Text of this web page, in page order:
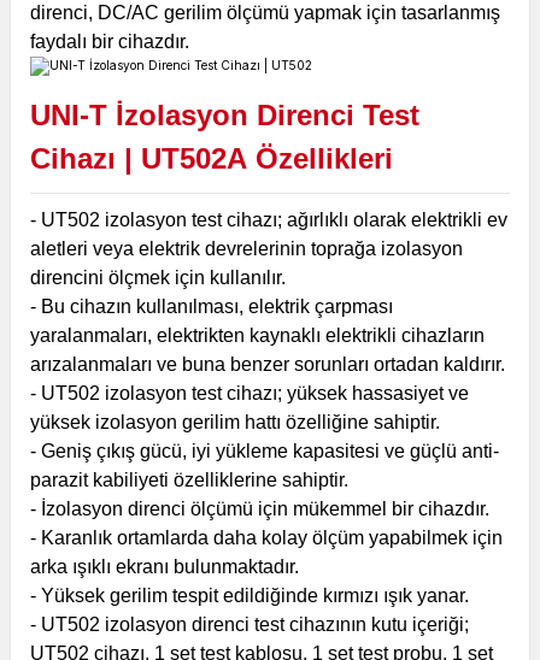
direnci, DC/AC gerilim ölçümü yapmak için tasarlanmış
faydalı bir cihazdır.
UNI-T İzolasyon Direnci Test
Cihazı | UT502A Özellikleri
- UT502 izolasyon test cihazı; ağırlıklı olarak elektrikli ev
aletleri veya elektrik devrelerinin toprağa izolasyon
direncini ölçmek için kullanılır.
- Bu cihazın kullanılması, elektrik çarpması
yaralanmaları, elektrikten kaynaklı elektrikli cihazların
arızalanmaları ve buna benzer sorunları ortadan kaldırır.
- UT502 izolasyon test cihazı; yüksek hassasiyet ve
yüksek izolasyon gerilim hattı özelliğine sahiptir.
- Geniş çıkış gücü, iyi yükleme kapasitesi ve güçlü anti-
parazit kabiliyeti özelliklerine sahiptir.
- İzolasyon direnci ölçümü için mükemmel bir cihazdır.
- Karanlık ortamlarda daha kolay ölçüm yapabilmek için
arka ışıklı ekranı bulunmaktadır.
- Yüksek gerilim tespit edildiğinde kırmızı ışık yanar.
- UT502 izolasyon direnci test cihazının kutu içeriği;
UT502 cihazı, 1 set test kablosu, 1 set test probu, 1 set